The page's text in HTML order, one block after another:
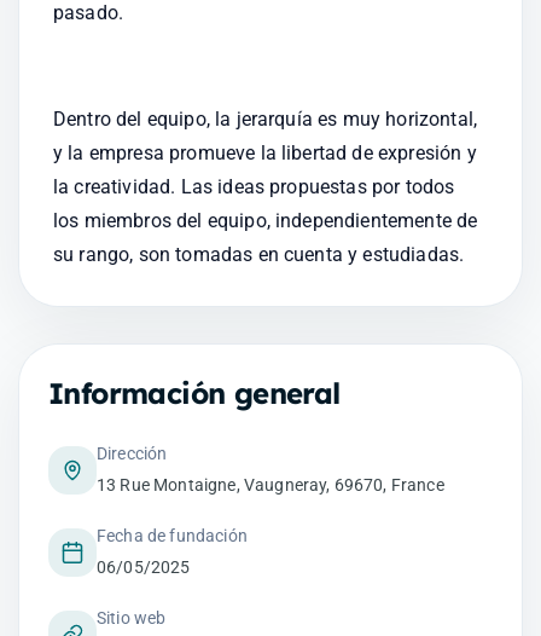
pasado.
Dentro del equipo, la jerarquía es muy horizontal,
y la empresa promueve la libertad de expresión y
la creatividad. Las ideas propuestas por todos
los miembros del equipo, independientemente de
su rango, son tomadas en cuenta y estudiadas.
Información general
Dirección
13 Rue Montaigne, Vaugneray, 69670, France
Fecha de fundación
06/05/2025
Sitio web